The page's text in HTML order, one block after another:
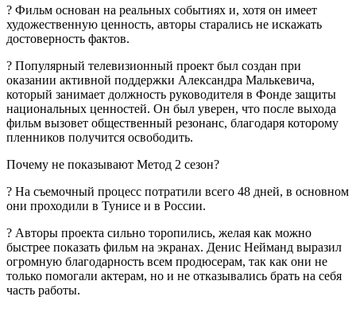
? Фильм основан на реальных событиях и, хотя он имеет
художественную ценность, авторы старались не искажать
достоверность фактов.
? Популярный телевизионный проект был создан при
оказании активной поддержки Александра Малькевича,
который занимает должность руководителя в Фонде защиты
национальных ценностей. Он был уверен, что после выхода
фильм вызовет общественный резонанс, благодаря которому
пленников получится освободить.
Почему не показывают Метод 2 сезон?
? На съемочный процесс потратили всего 48 дней, в основном
они проходили в Тунисе и в России.
? Авторы проекта сильно торопились, желая как можно
быстрее показать фильм на экранах. Денис Нейманд выразил
огромную благодарность всем продюсерам, так как они не
только помогали актерам, но и не отказывались брать на себя
часть работы.